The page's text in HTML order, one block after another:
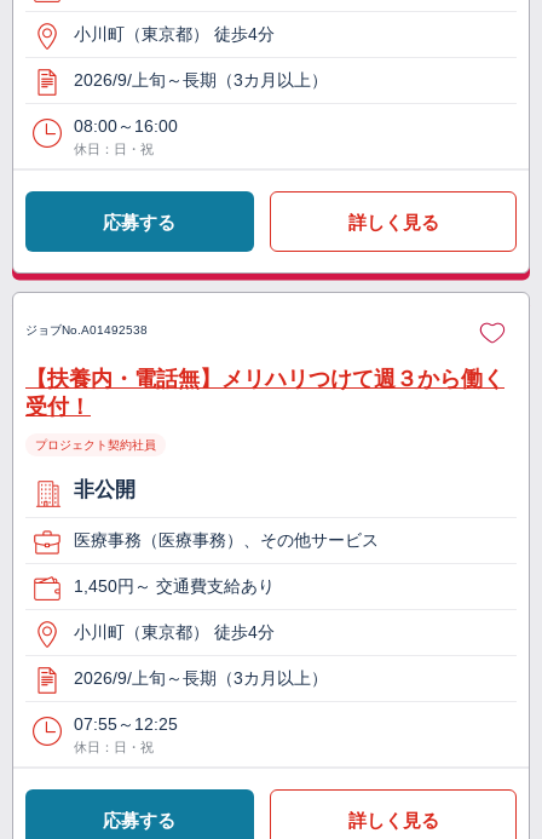
小川町（東京都） 徒歩4分
2026/9/上旬～長期（3カ月以上）
08:00～16:00
休日：日・祝
応募する 詳しく見る
ジョブNo. A01492538
【扶養内・電話無】メリハリつけて週３から働く
受付！
プロジェクト契約社員
非公開
医療事務（医療事務）、その他サービス
1,450円～ 交通費支給あり
小川町（東京都） 徒歩4分
2026/9/上旬～長期（3カ月以上）
07:55～12:25
休日：日・祝
応募する 詳しく見る